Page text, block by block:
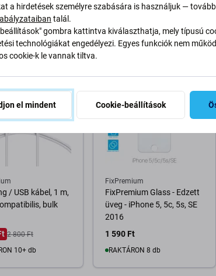
6 db
2 000 Ft
RAKTÁRON 10+ db
/ USB kábel, 1 m,
bulk
2 800 Ft
10+ db
FixPremium
FixPremium Glass - Edzett
üveg - iPhone 5, 5c, 5s, SE
2016
1 590 Ft
RAKTÁRON 8 db
a hirdetések személyre szabására is használjuk —
talál.
beállítások" gombra kattintva kiválaszthatja, mely típusú
technológiákat engedélyezi. Egyes funkciók nem
cookie-k le vannak tiltva.
el mindent Cookie-beállítások